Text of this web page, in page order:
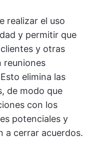
realizar el uso
y permitir que
y otras
reuniones
elimina las
de modo que
con los
potenciales y
a cerrar acuerdos.